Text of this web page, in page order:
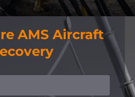
AMS Aircraft